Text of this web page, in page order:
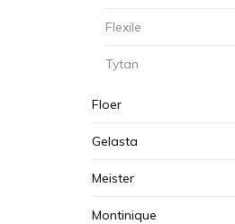
Flexile
Tytan
Floer
Gelasta
Meister
Montinique